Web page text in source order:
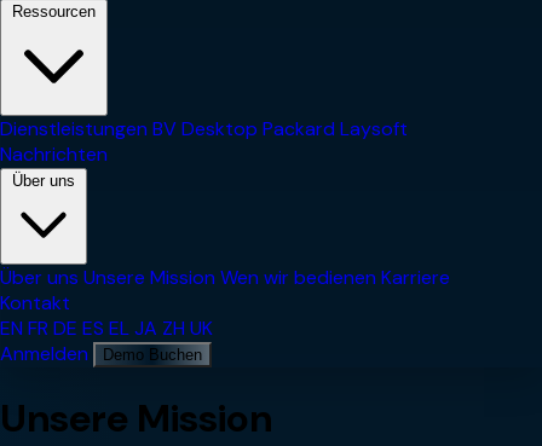
Ressourcen
Dienstleistungen BV Desktop Packard Laysoft
Nachrichten
Über uns
Über uns Unsere Mission Wen wir bedienen Karriere
Kontakt
EN FR DE ES ELJA ZH UK
Anmelden
Demo Buchen
Unsere Mission